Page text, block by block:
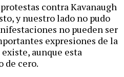
contra Kavanaugh
y nuestro lado no pudo
no pueden ser
expresiones de la
aunque esta
de cero.